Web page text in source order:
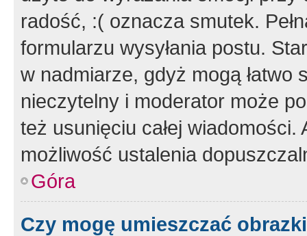
radość, :( oznacza smutek.
formularzu wysyłania postu.
w nadmiarze, gdyż mogą
nieczytelny i moderator może
też usunięciu całej
możliwość ustalenia
Góra
Czy mogę umieszczać